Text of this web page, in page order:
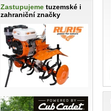
Zastupujeme tuzemské i
zahraniční značky